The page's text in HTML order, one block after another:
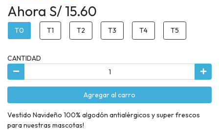
Ahora S/ 15.60
T0 T1 T2 T3 T4 T5
CANTIDAD
Agregar al carro
Vestido Navideño 100% algodón antialérgicos y super frescos
para nuestras mascotas!